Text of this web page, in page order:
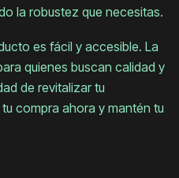
la robustez que necesitas.
es fácil y accesible. La
quienes buscan calidad y
de revitalizar tu
compra ahora y mantén tu